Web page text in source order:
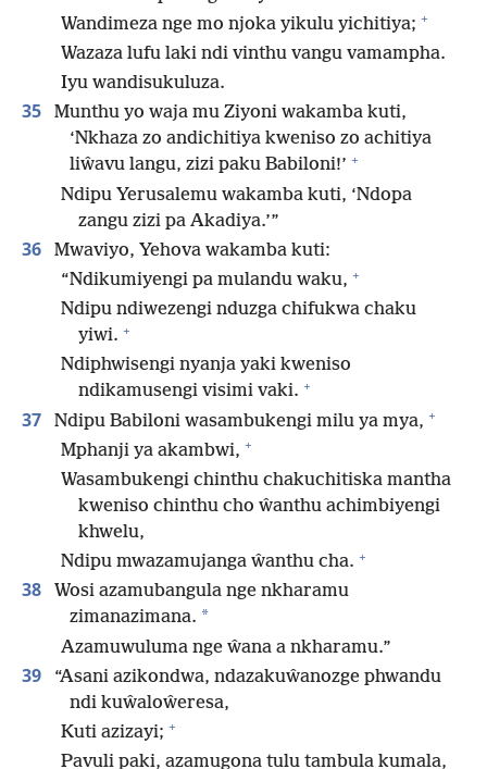
Wandimeza nge mo njoka yikulu yichitiya; +
Wazaza lufu laki ndi vinthu vangu vamampha.
Iyu wandisukuluza.
35
Munthu yo waja mu Ziyoni wakamba kuti,
‘Nkhaza zo andichitiya kweniso zo achitiya
liŵavu langu, zizi paku Babiloni!’ +
Ndipu Yerusalemu wakamba kuti, ‘Ndopa
zangu zizi pa Akadiya.’”
36
Mwaviyo, Yehova wakamba kuti:
“Ndikumiyengi pa mulandu waku, +
Ndipu ndiwezengi nduzga chifukwa chaku
yiwi. +
Ndiphwisengi nyanja yaki kweniso
ndikamusengi visimi vaki. +
37 Ndipu Babiloni wasambukengi milu ya mya, +
Mphanji ya akambwi, +
Wasambukengi chinthu chakuchitiska mantha
kweniso chinthu cho ŵanthu achimbiyengi
khwelu,
Ndipu mwazamujanga ŵanthu cha. +
38
Wosi azamubangula nge nkharamu
zimanazimana. *
Azamuwuluma nge ŵana a nkharamu.”
39
“Asani azikondwa, ndazakuŵanozge phwandu
ndi kuŵaloŵeresa,
Kuti azizayi; +
Pavuli paki, azamugona tulu tambula kumala,